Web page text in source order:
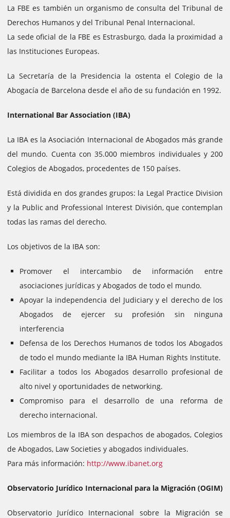
La FBE es también un organismo de consulta del Tribunal de
Derechos Humanos y del Tribunal Penal Internacional.
La sede oficial de la FBE es Estrasburgo, dada la proximidad a
las Instituciones Europeas.
La Secretaría de la Presidencia la ostenta el Colegio de la
Abogacía de Barcelona desde el año de su fundación en 1992.
International Bar Association (IBA)
La IBA es la Asociación Internacional de Abogados más grande
del mundo. Cuenta con 35.000 miembros individuales y 200
Colegios de Abogados, procedentes de 150 países.
Está dividida en dos grandes grupos: la Legal Practice Division
y la Public and Professional Interest División, que contemplan
todas las ramas del derecho.
Los objetivos de la IBA son:
Promover el intercambio de información entre
asociaciones jurídicas y Abogados de todo el mundo.
Apoyar la independencia del Judiciary y el derecho de los
Abogados de ejercer su profesión sin ninguna
interferencia
Defensa de los Derechos Humanos de todos los Abogados
de todo el mundo mediante la IBA Human Rights Institute.
Facilitar a todos los Abogados desarrollo profesional de
alto nivel y oportunidades de networking.
Compromiso para el desarrollo de una reforma de
derecho internacional.
Los miembros de la IBA son despachos de abogados, Colegios
de Abogados, Law Societies y abogados individuales.
Para más información: http://www.ibanet.org
Observatorio Jurídico Internacional para la Migración (OGIM)
Observatorio Jurídico Internacional sobre la Migración se